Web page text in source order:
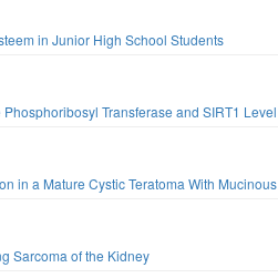
in Junior High School Students
Transferase and SIRT1
in a Mature Cystic Teratoma With
Sarcoma of the Kidney